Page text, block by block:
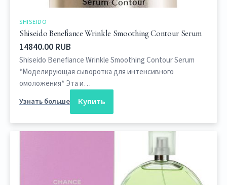
SHISEIDO
Shiseido Benefiance Wrinkle Smoothing Contour Serum
14840.00 RUB
Shiseido Benefiance Wrinkle Smoothing Contour Serum
*Моделирующая сыворотка для интенсивного
омоложения* Эта и…
Узнать больше
Купить